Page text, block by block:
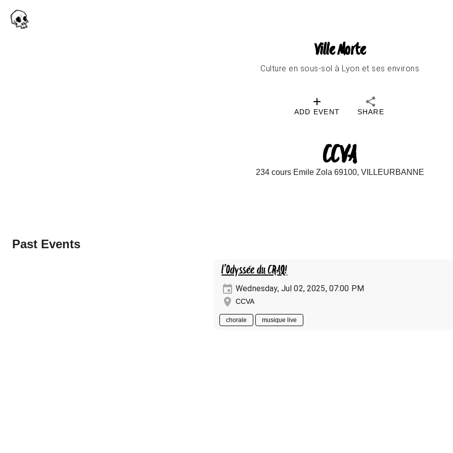
Ville Morte
Culture en sous-sol à Lyon et ses environs
ADD EVENT SHARE
CCVA
234 cours Emile Zola 69100, VILLEURBANNE
Past Events
l’Odyssée du CRAQ!
Wednesday, Jul 02, 2025, 07:00 PM
CCVA
chorale musique live